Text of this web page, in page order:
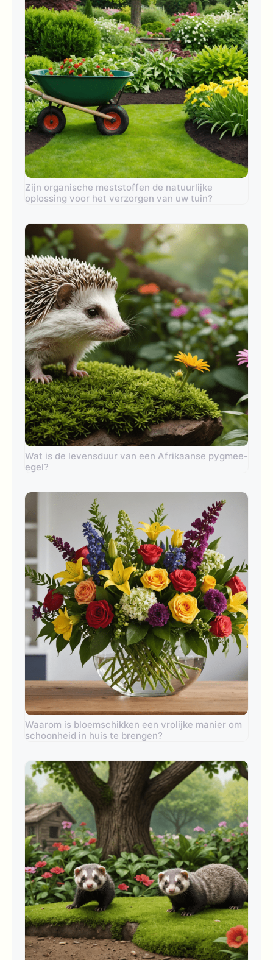
Zijn organische meststoffen de natuurlijke
oplossing voor het verzorgen van uw tuin?
Wat is de levensduur van een Afrikaanse pygmee-
egel?
Waarom is bloemschikken een vrolijke manier om
schoonheid in huis te brengen?